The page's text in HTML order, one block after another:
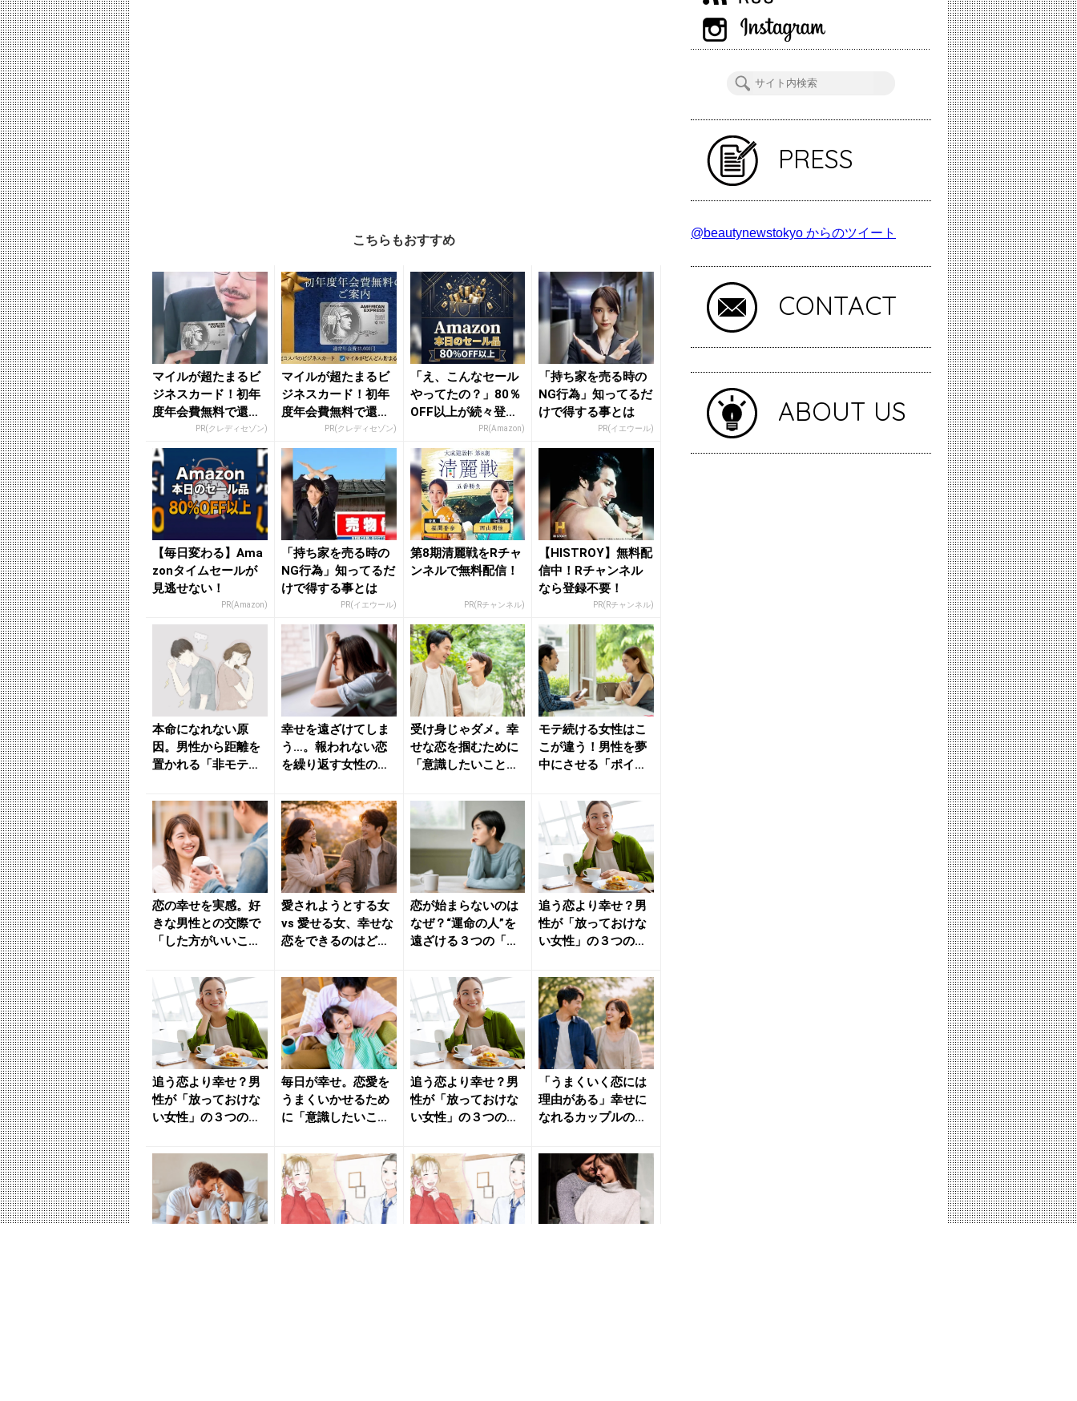
こちらもおすすめ
マイルが超たまるビ
ジネスカード！初年
度年会費無料で還元
率最大1.125%PR(クレディセゾン)
マイルが超たまるビ
ジネスカード！初年
度年会費無料で還元
率最大1.125%PR(クレディセゾン)
「え、こんなセール
やってたの？」80％
OFF以上が続々登
場！Amazonの本気
が...
PR(Amazon)
「持ち家を売る時の
NG行為」知ってるだ
けで得する事とは
PR(イエウール)
【毎日変わる】Ama
zonタイムセールが
見逃せない！
PR(Amazon)
「持ち家を売る時の
NG行為」知ってるだ
けで得する事とは
PR(イエウール)
第8期清麗戦をRチャ
ンネルで無料配信！
PR(Rチャンネル)
【HISTROY】無料配
信中！Rチャンネル
なら登録不要！
PR(Rチャンネル)
本命になれない原
因。男性から距離を
置かれる「非モテ思
のニュ...
幸せを遠ざけてしま
う…。報われない恋
を繰り返す女性の
きれい...
受け身じゃダメ。幸
せな恋を掴むために
「意識したいこと」
｜b...
モテ続ける女性はこ
こが違う！男性を夢
中にさせる「ポイン
ース...
恋の幸せを実感。好
きな男性との交際で
「した方がいいこ
ース｜...
愛されようとする女
vs 愛せる女、幸せな
恋をできるのはどっ
恋が始まらないのは
なぜ？“運命の人”を
遠ざける３つの「思
ニ...
追う恋より幸せ？男
性が「放っておけな
い女性」の３つの特
ス｜...
追う恋より幸せ？男
性が「放っておけな
い女性」の３つの特
ス｜...
毎日が幸せ。恋愛を
うまくいかせるため
に「意識したいこ
ース｜...
追う恋より幸せ？男
性が「放っておけな
い女性」の３つの特
ス｜...
「うまくいく恋には
理由がある」幸せに
なれるカップルの共
ース...
PRESS
@beautynewstokyo からのツイート
CONTACT
ABOUT US